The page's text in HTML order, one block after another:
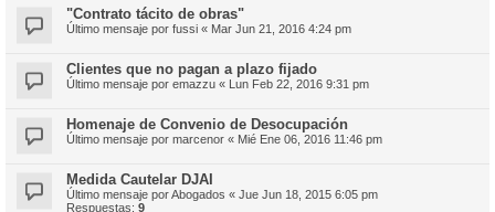
"Contrato tácito de obras"
Último mensaje por fussi « Mar Jun 21, 2016 4:24 pm
Clientes que no pagan a plazo fijado
Último mensaje por emazzu « Lun Feb 22, 2016 9:31 pm
Homenaje de Convenio de Desocupación
Último mensaje por marcenor « Mié Ene 06, 2016 11:46 pm
Medida Cautelar DJAI
Último mensaje porAbogados « Jue Jun 18, 2015 6:05 pm
Respuestas: 9